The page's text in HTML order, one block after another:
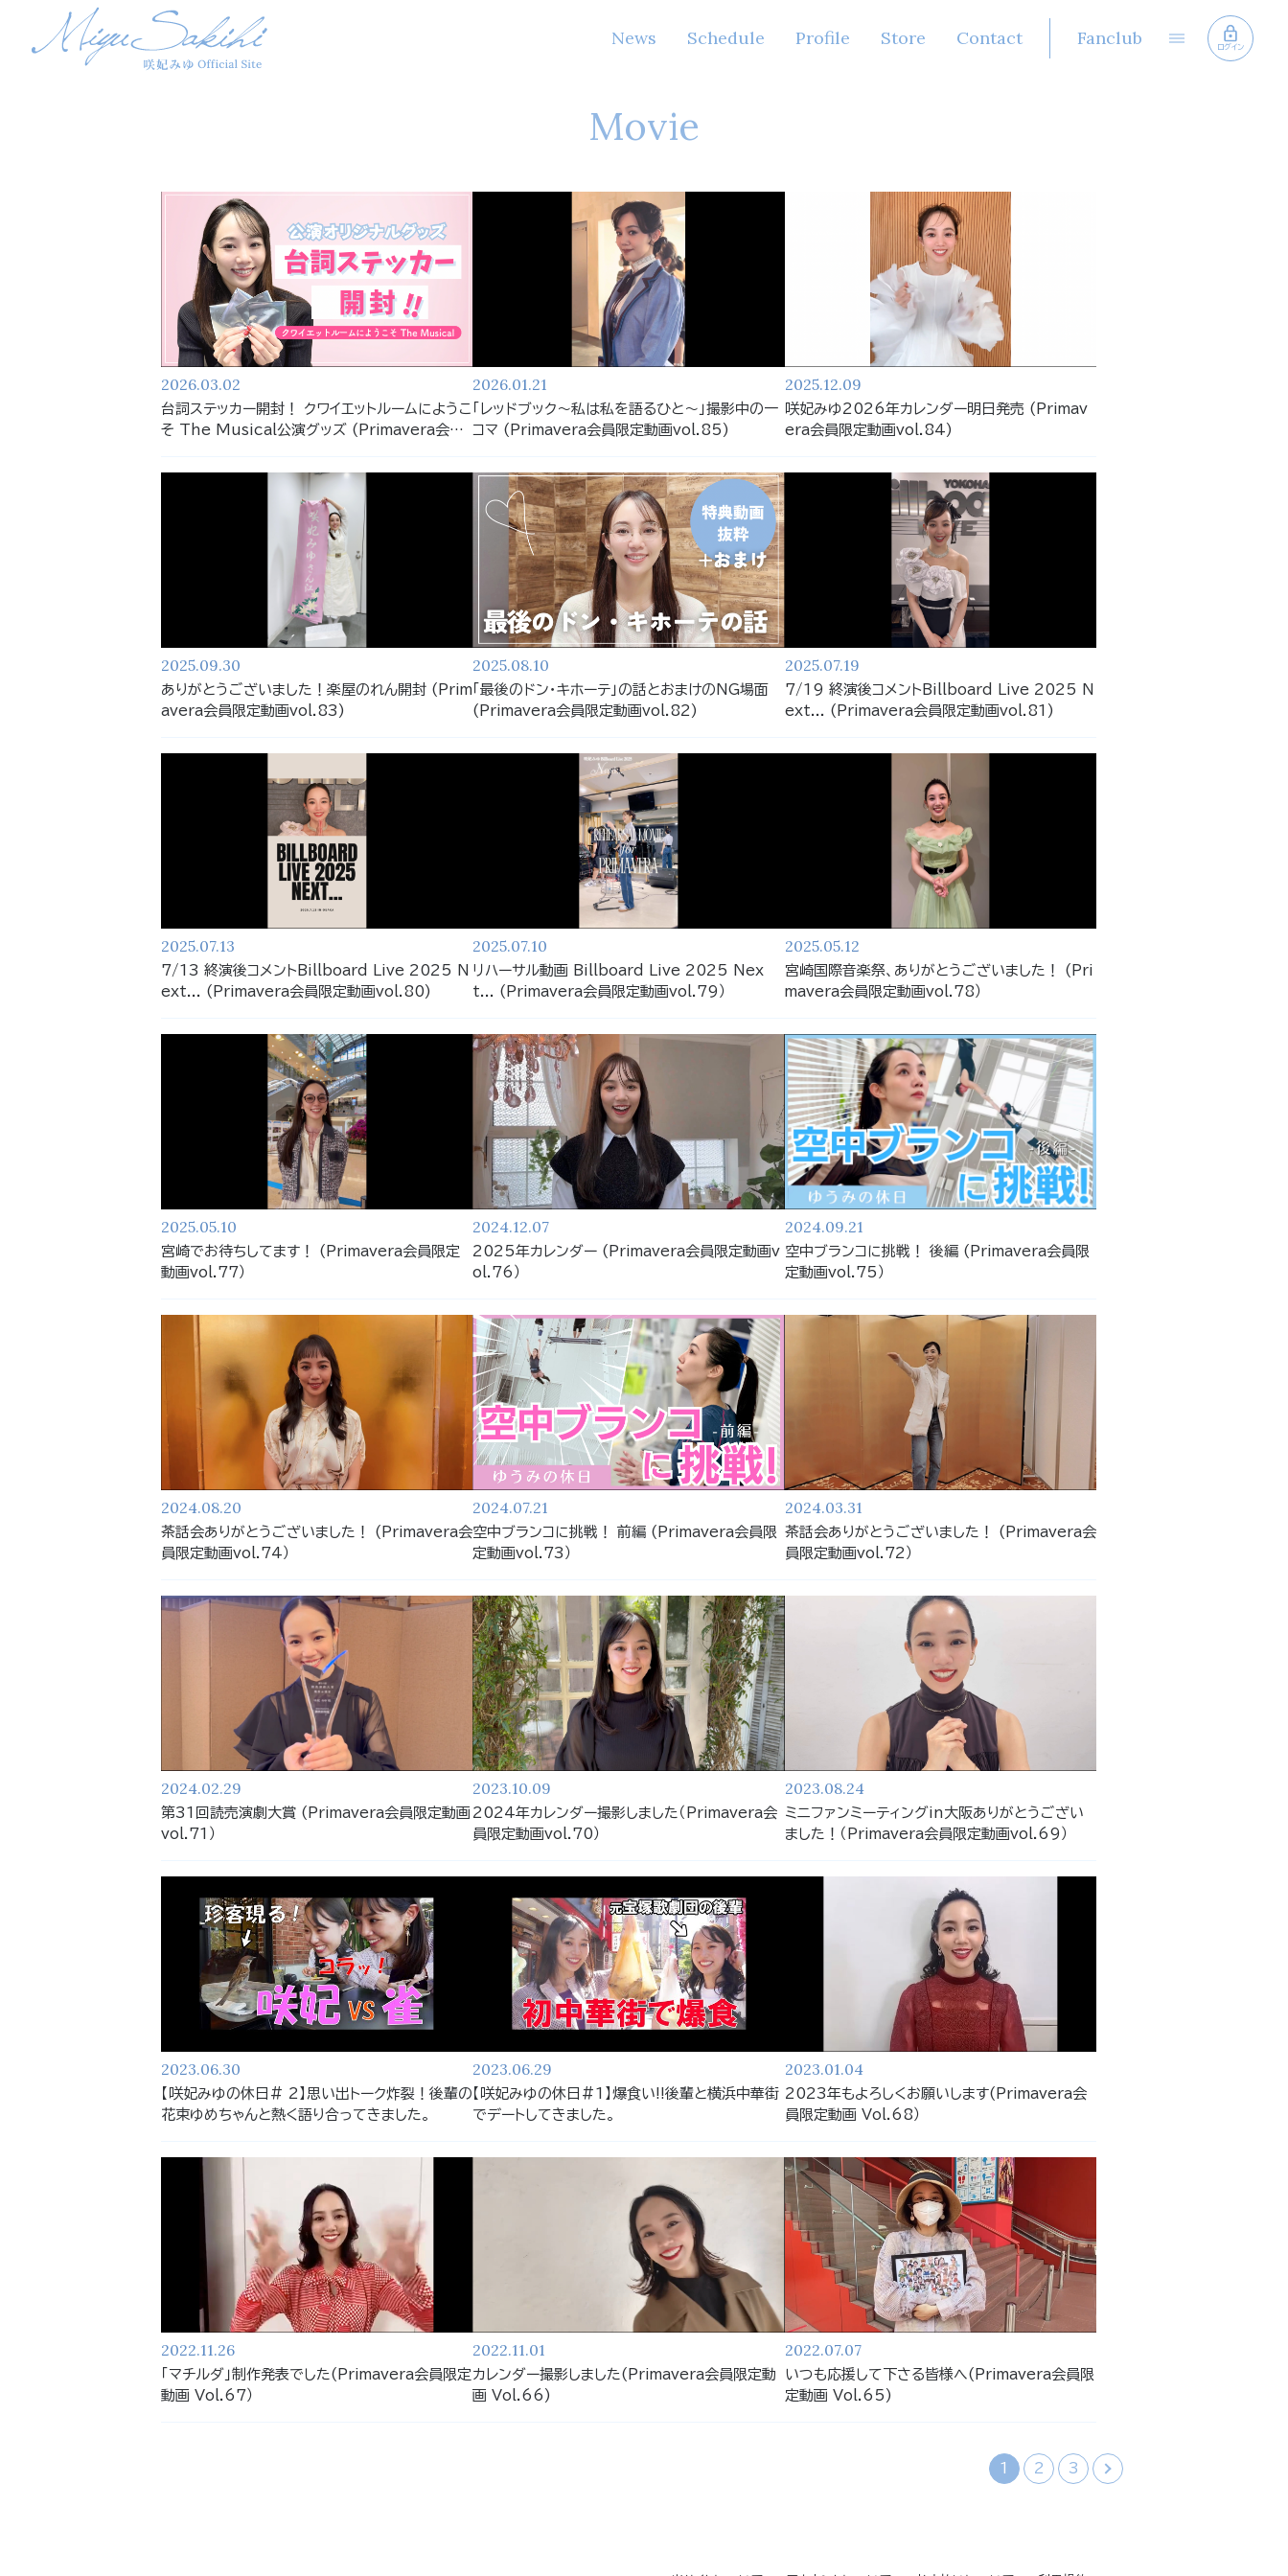
News Schedule Profile Store Contact Fanclub ログイン
Movie
2026.03.02
台詞ステッカー開封！ クワイエットルームにようこ
そ The Musical公演グッズ (Primavera会員
2026.01.21
「レッドブック〜私は私を語るひと〜」撮影中の一
コマ (Primavera会員限定動画vol.85)
2025.12.09
咲妃みゆ2026年カレンダー明日発売 (Primav
era会員限定動画vol.84)
2025.09.30
ありがとうございました！楽屋のれん開封 (Prim
avera会員限定動画vol.83)
2025.08.10
「最後のドン・キホーテ」の話とおまけのNG場面
(Primavera会員限定動画vol.82)
2025.07.19
7/19 終演後コメントBillboard Live 2025 N
ext... (Primavera会員限定動画vol.81)
2025.07.13
7/13 終演後コメントBillboard Live 2025 N
ext... (Primavera会員限定動画vol.80)
2025.07.10
リハーサル動画 Billboard Live 2025 Nex
t... (Primavera会員限定動画vol.79）
2025.05.12
宮崎国際音楽祭、ありがとうございました！ (Pri
mavera会員限定動画vol.78）
2025.05.10
宮崎でお待ちしてます！ (Primavera会員限定
動画vol.77）
2024.12.07
2025年カレンダー (Primavera会員限定動画v
ol.76）
2024.09.21
空中ブランコに挑戦！ 後編 (Primavera会員限
定動画vol.75）
2024.08.20
茶話会ありがとうございました！ (Primavera会
員限定動画vol.74）
2024.07.21
空中ブランコに挑戦！ 前編 (Primavera会員限
定動画vol.73）
2024.03.31
茶話会ありがとうございました！ (Primavera会
員限定動画vol.72）
2024.02.29
第31回読売演劇大賞 (Primavera会員限定動画
vol.71）
2023.10.09
2024年カレンダー撮影しました（Primavera会
員限定動画vol.70）
2023.08.24
ミニファンミーティングin大阪ありがとうござい
ました！（Primavera会員限定動画vol.69）
2023.06.30
【咲妃みゆの休日# 2】思い出トーク炸裂！後輩の
花束ゆめちゃんと熱く語り合ってきました。
2023.06.29
【咲妃みゆの休日#1】爆食い!!後輩と横浜中華街
でデートしてきました。
2023.01.04
2023年もよろしくお願いします(Primavera会
員限定動画 Vol.68）
2022.11.26
「マチルダ」制作発表でした(Primavera会員限定
動画 Vol.67）
2022.11.01
カレンダー撮影しました(Primavera会員限定動
画 Vol.66)
2022.07.07
いつも応援して下さる皆様へ(Primavera会員限
定動画 Vol.65)
1 2 3 ›